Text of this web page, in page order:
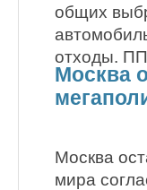
общих
отходы.
Москва
Москва
мира